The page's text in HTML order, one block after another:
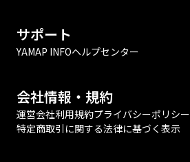
サポート
YAMAP INFOヘルプセンター
会社情報・規約
運営会社利用規約プライバシーポリシー
特定商取引に関する法律に基づく表示